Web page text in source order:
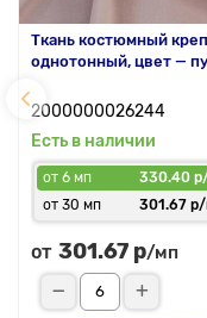
Ткань костюмный креп
однотонный, цвет —
2000000026244
Есть в наличии
от 6 мп
330.40
от 30 мп
301.67
от 301.67 р/мп